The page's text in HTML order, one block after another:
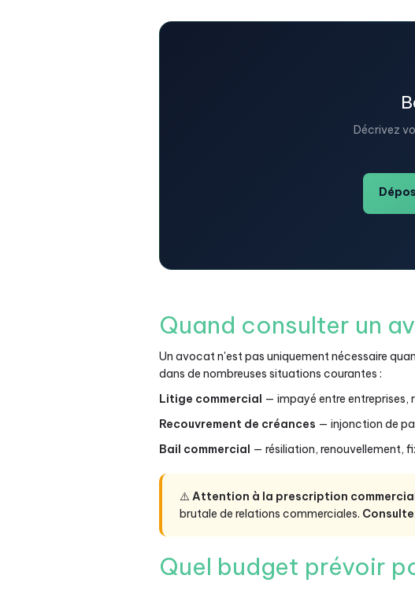
Décrivez
Quand consulter un
Un avocat n'est pas uniquement nécessaire
dans de nombreuses situations courantes :
Litige commercial — impayé entre entreprises,
Recouvrement de créances — injonction de
Bail commercial — résiliation, renouvellement,
⚠️ Attention à la prescription
brutale de relations commerciales.
Quel budget prévoir